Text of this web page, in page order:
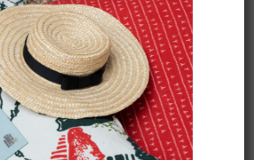
Les collections textiles SABIÁ
SABIÁ
patrimoine